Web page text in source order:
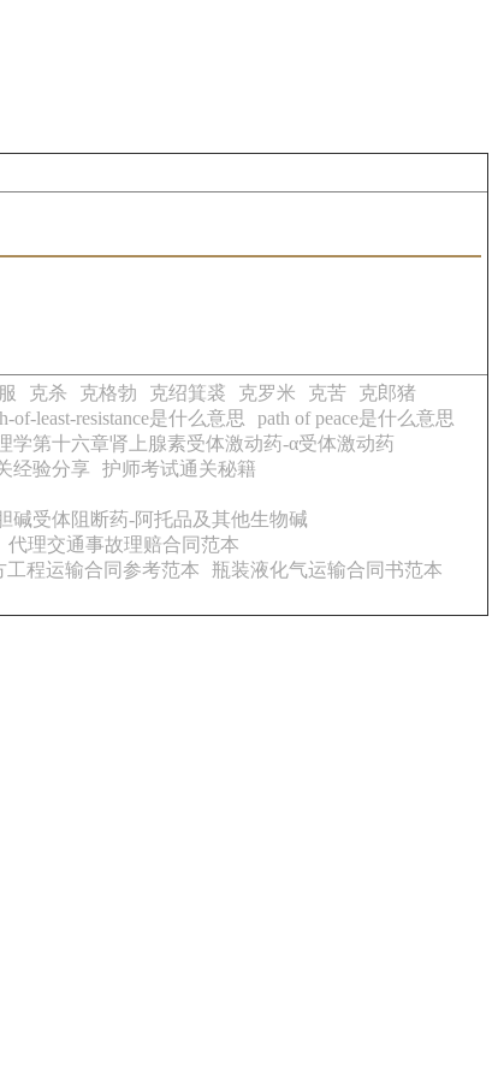
克杀 克格勃 克绍箕裘 克罗米 克苦
克郎猪
of-least-resistance是什么意思
path of peace是什么意思
学第十六章肾上腺素受体激动药-α受体激动药
经验分享
护师考试通关秘籍
碱受体阻断药-阿托品及其他生物碱
代理交通事故理赔合同范本
工程运输合同参考范本
瓶装液化气运输合同书范本